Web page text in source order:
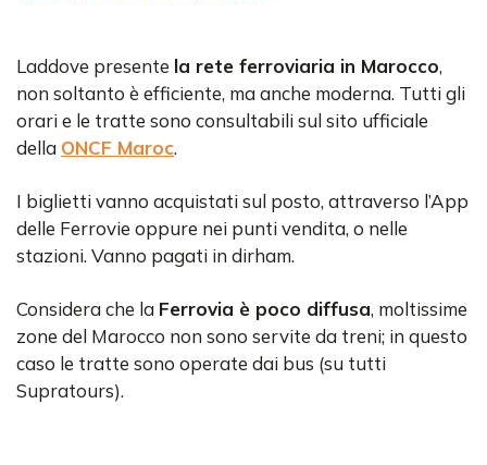
Laddove presente la rete ferroviaria in Marocco,
non soltanto è efficiente, ma anche moderna. Tutti gli
orari e le tratte sono consultabili sul sito ufficiale
della ONCF Maroc.
I biglietti vanno acquistati sul posto, attraverso l’App
delle Ferrovie oppure nei punti vendita, o nelle
stazioni. Vanno pagati in dirham.
Considera che la Ferrovia è poco diffusa, moltissime
zone del Marocco non sono servite da treni; in questo
caso le tratte sono operate dai bus (su tutti
Supratours).